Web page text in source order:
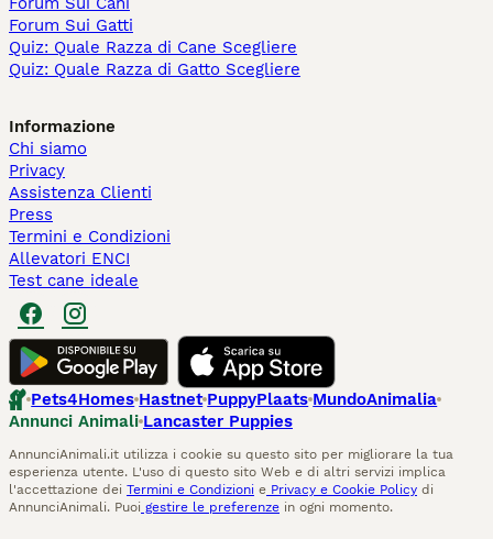
Forum Sui Gatti
Quiz: Quale Razza di Cane Scegliere
Quiz: Quale Razza di Gatto Scegliere
Informazione
Chi siamo
Privacy
Assistenza Clienti
Press
Termini e Condizioni
Allevatori ENCI
Test cane ideale
Pets4Homes Hastnet PuppyPlaats MundoAnimalia
Annunci Animali Lancaster Puppies
AnnunciAnimali.it utilizza i cookie su questo sito per migliorare la tua
esperienza utente. L'uso di questo sito Web e di altri servizi implica
l'accettazione dei Termini e Condizioni e Privacy e Cookie Policy di
AnnunciAnimali. Puoi gestire le preferenze in ogni momento.